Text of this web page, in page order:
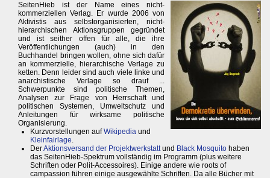
SeitenHieb ist der Name eines nicht-
kommerziellen Verlag. Er wurde 2006 von
Aktivistis aus selbstorganisierten, nicht-
hierarchischen Aktionsgruppen gegründet
und ist seither offen für alle, die ihre
Veröffentlichungen (auch) in den
Buchhandel bringen wollen, ohne sich dafür
an kommerzielle, hierarchische Verlage zu
ketten. Denn leider sind auch viele linke und
anarchistische Verlage so drauf ...
Schwerpunkte sind politische Themen,
Analysen zur Frage von Herrschaft und
politischen Systemen, Umweltschutz und
Anleitungen für wirksame politische
Organisierung.
Kurzvorstellungen aufWikipedia und
Kleinfairlage.
DerAktionsversand der Projektwerkstattund Black Mosquito haben
das SeitenHieb-Spektrum vollständig im Programm (plus weitere
Schriften oder Polit-Accessoires). Einige andere wie roots of
campassion führen einige ausgewählte Schriften. Da alle Bücher mit